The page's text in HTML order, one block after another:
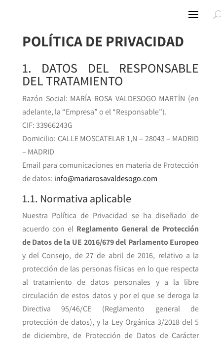
POLÍTICA DE PRIVACIDAD
1. DATOS DEL RESPONSABLE
DEL TRATAMIENTO
Razón Social: MARÍA ROSA VALDESOGO MARTÍN (en
adelante, la “Empresa” o el “Responsable”).
CIF: 33966243G
Domicilio: CALLE MOSCATELAR 1,N – 28043 – MADRID
– MADRID
Email para comunicaciones en materia de Protección
de datos: info@mariarosavaldesogo.com
1.1. Normativa aplicable
Nuestra Política de Privacidad se ha diseñado de
acuerdo con el Reglamento General de Protección
de Datos de la UE 2016/679 del Parlamento Europeo
y del Consejo, de 27 de abril de 2016, relativo a la
protección de las personas físicas en lo que respecta
al tratamiento de datos personales y a la libre
circulación de estos datos y por el que se deroga la
Directiva 95/46/CE (Reglamento general de
protección de datos), y la Ley Orgánica 3/2018 del 5
de diciembre, de Protección de Datos de Carácter